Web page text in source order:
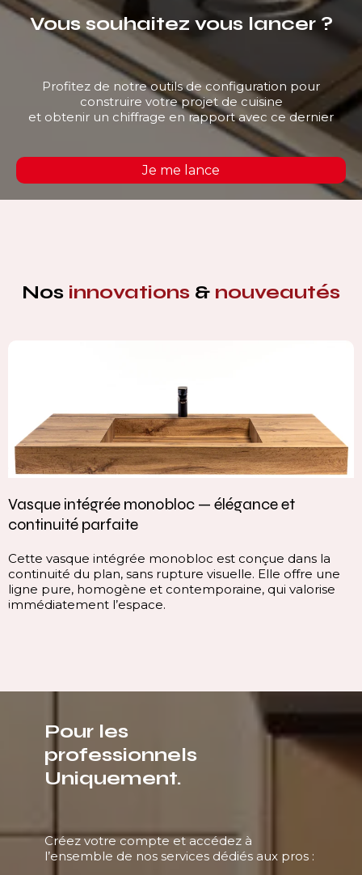
Vous souhaitez vous lancer ?
Profitez de notre outils de configuration pour
construire votre projet de cuisine
et obtenir un chiffrage en rapport avec ce dernier
Je me lance
Nos innovations & nouveautés
Vasque intégrée monobloc — élégance et
continuité parfaite
Cette vasque intégrée monobloc est conçue dans la
continuité du plan, sans rupture visuelle. Elle offre une
ligne pure, homogène et contemporaine, qui valorise
immédiatement l’espace.
Pour les
professionnels
Uniquement.
Créez votre compte et accédez à
l’ensemble de nos services dédiés aux pros :